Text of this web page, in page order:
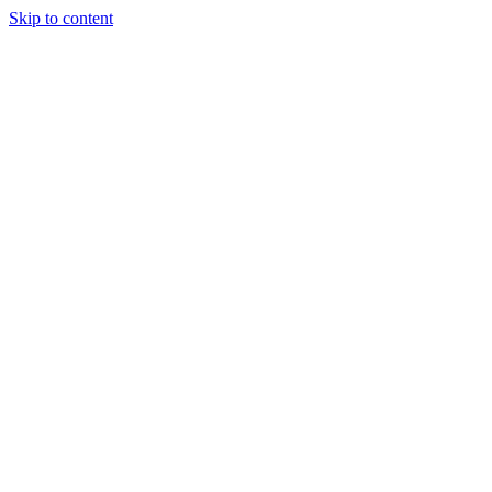
Skip to content